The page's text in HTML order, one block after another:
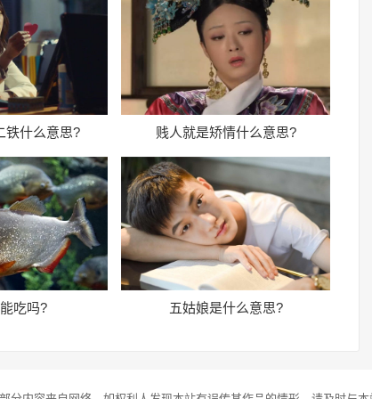
铁什么意思? 贱人就是矫情什么意思?
吃吗? 五姑娘是什么意思?